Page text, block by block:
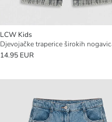
LCW Kids
14.95 EUR